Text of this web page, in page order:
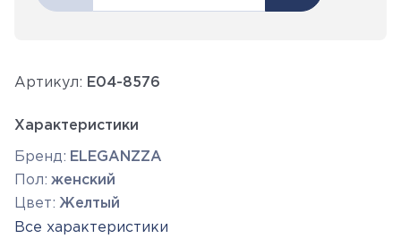
Артикул: E04-8576
Характеристики
Бренд: ELEGANZZA
Пол: женский
Цвет: Желтый
Все характеристики